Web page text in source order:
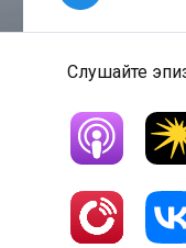
Слушайте